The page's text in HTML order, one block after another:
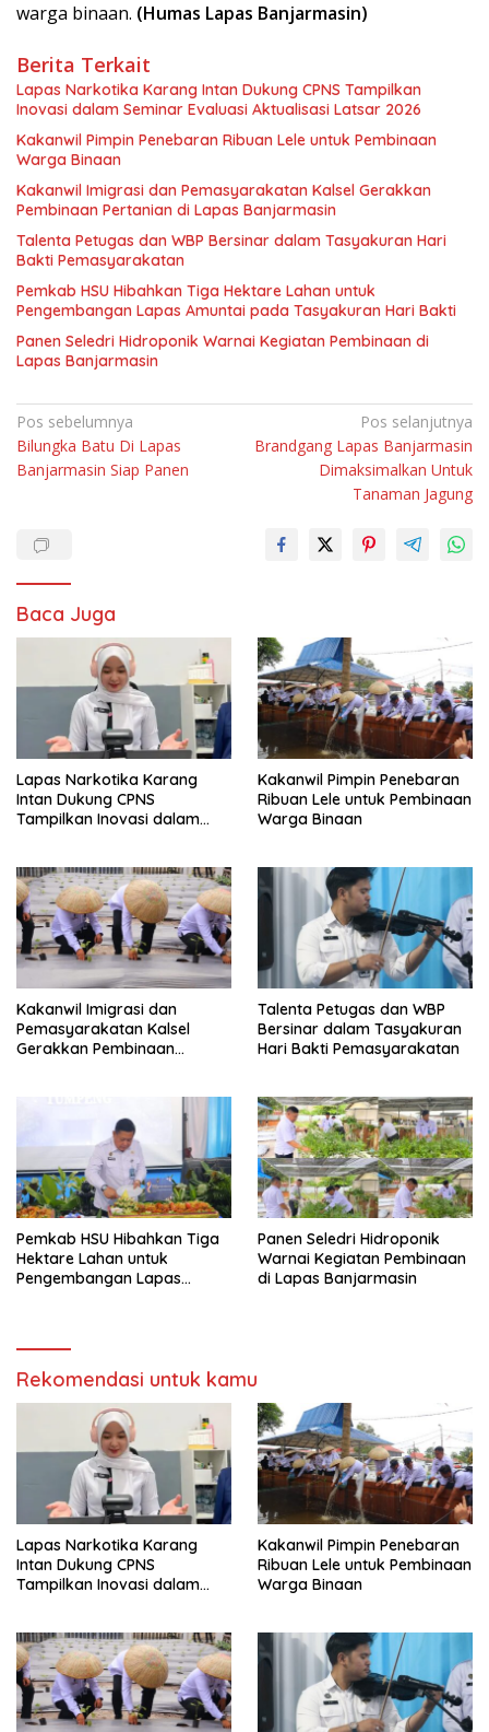
warga binaan. (Humas Lapas Banjarmasin)
Berita Terkait
Lapas Narkotika Karang Intan Dukung CPNS Tampilkan
Inovasi dalam Seminar Evaluasi Aktualisasi Latsar 2026
Kakanwil Pimpin Penebaran Ribuan Lele untuk Pembinaan
Warga Binaan
Kakanwil Imigrasi dan Pemasyarakatan Kalsel Gerakkan
Pembinaan Pertanian di Lapas Banjarmasin
Talenta Petugas dan WBP Bersinar dalam Tasyakuran Hari
Bakti Pemasyarakatan
Pemkab HSU Hibahkan Tiga Hektare Lahan untuk
Pengembangan Lapas Amuntai pada Tasyakuran Hari Bakti
Panen Seledri Hidroponik Warnai Kegiatan Pembinaan di
Lapas Banjarmasin
Navigasi
pos
Pos sebelumnya
Bilungka Batu Di Lapas
Banjarmasin Siap Panen
Pos selanjutnya
Brandgang Lapas Banjarmasin
Dimaksimalkan Untuk
Tanaman Jagung
Baca Juga
Lapas Narkotika Karang
Intan Dukung CPNS
Tampilkan Inovasi dalam
Kakanwil Pimpin Penebaran
Ribuan Lele untuk Pembinaan
Warga Binaan
Kakanwil Imigrasi dan
Pemasyarakatan Kalsel
Gerakkan Pembinaan
Talenta Petugas dan WBP
Bersinar dalam Tasyakuran
Hari Bakti Pemasyarakatan
Pemkab HSU Hibahkan Tiga
Hektare Lahan untuk
Pengembangan Lapas
Panen Seledri Hidroponik
Warnai Kegiatan Pembinaan
di Lapas Banjarmasin
Rekomendasi untuk kamu
Lapas Narkotika Karang
Intan Dukung CPNS
Tampilkan Inovasi dalam
Kakanwil Pimpin Penebaran
Ribuan Lele untuk Pembinaan
Warga Binaan